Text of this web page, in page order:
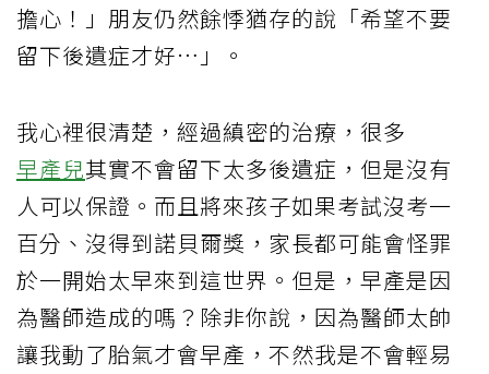
擔心！」朋友仍然餘悸猶存的說「希望不要
留下後遺症才好…」。
我心裡很清楚，經過縝密的治療，很多
早產兒其實不會留下太多後遺症，但是沒有
人可以保證。而且將來孩子如果考試沒考一
百分、沒得到諾貝爾獎，家長都可能會怪罪
於一開始太早來到這世界。但是，早產是因
為醫師造成的嗎？除非你說，因為醫師太帥
讓我動了胎氣才會早產，不然我是不會輕易